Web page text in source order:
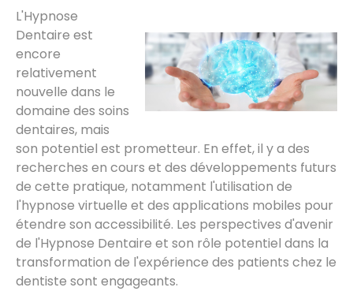
L'Hypnose
Dentaire est
encore
relativement
nouvelle dans le
domaine des soins
dentaires, mais
son potentiel est prometteur. En effet, il y a des
recherches en cours et des développements futurs
de cette pratique, notamment l'utilisation de
l'hypnose virtuelle et des applications mobiles pour
étendre son accessibilité. Les perspectives d'avenir
de l'Hypnose Dentaire et son rôle potentiel dans la
transformation de l'expérience des patients chez le
dentiste sont engageants.